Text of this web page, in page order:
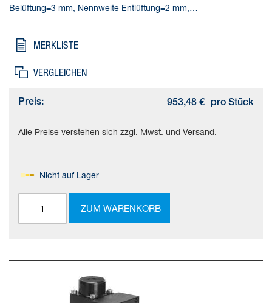
Belüftung=3 mm, Nennweite Entlüftung=2 mm,
MERKLISTE
VERGLEICHEN
Preis: 953,48 € pro Stück
Alle Preise verstehen sich zzgl. Mwst. und Versand.
Nicht auf Lager
ZUM WARENKORB